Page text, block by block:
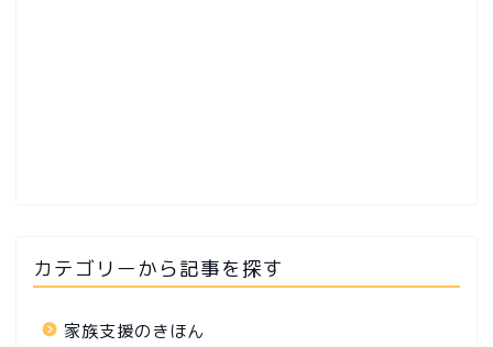
カテゴリーから記事を探す
家族支援のきほん